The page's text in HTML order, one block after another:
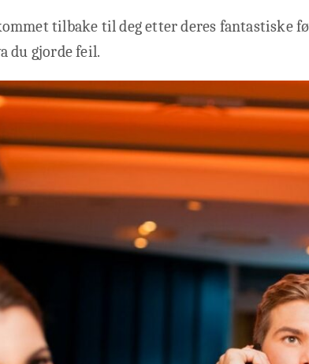
tilbake til deg etter deres fantastiske
du gjorde feil.